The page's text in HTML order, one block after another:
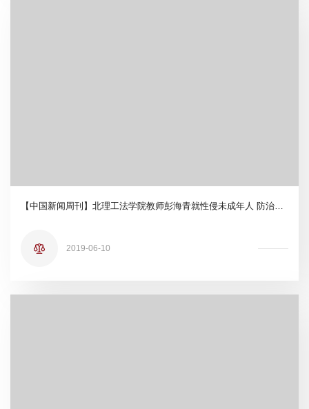
2019-06-10